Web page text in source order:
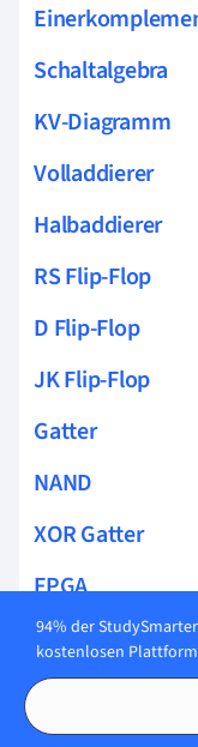
Schaltalgebra
KV-Diagramm
Volladdierer
Halbaddierer
RS Flip-Flop
D Flip-Flop
JK Flip-Flop
Gatter
NAND
XOR Gatter
FPGA
BODE Diagramm
94% der
kostenlosen